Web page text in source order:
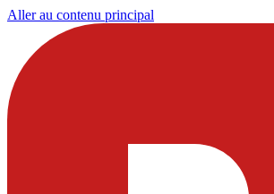
Aller au contenu principal